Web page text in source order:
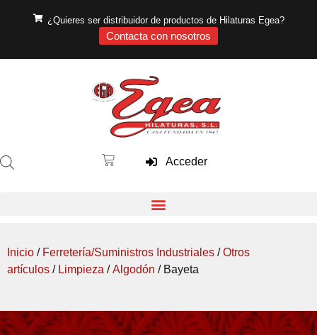
¿Quieres ser distribuidor de productos de Hilaturas Egea?
Contacta con nosotros
Acceder
Inicio / Ferretería/Suministros Industriales /Otros
artículos / Limpieza /Algodón / Bayeta